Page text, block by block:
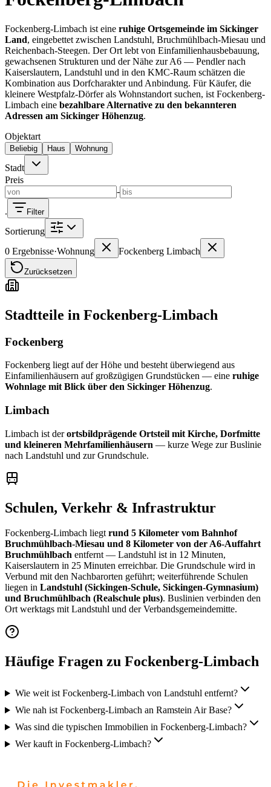
KaiserslauternHäuser KLWohnungen KLLandstuhl
Häuser Ramstein
Immobilienmakler vor Ort
Kaiserslautern Landstuhl Ramstein
Fockenberg-Limbach ist eine ruhige Ortsgemeinde im Sickinger
Land, eingebettet zwischen Landstuhl, Bruchmühlbach-Miesau und
Reichenbach-Steegen. Der Ort lebt von Einfamilienhausbebauung,
gewachsenen Strukturen und der Nähe zur A6 — Pendler nach
Kaiserslautern, Landstuhl und in den KMC-Raum schätzen die
Kombination aus Dorfcharakter und Anbindung. Für Käufer, die
kleinere Westpfalz-Dörfer als Wohnstandort suchen, ist Fockenberg-
Limbach eine bezahlbare Alternative zu den bekannteren
Adressen am Sickinger Höhenzug.
Objektart
Beliebig Haus Wohnung
Stadt
Preis
-
.
Filter
Sortierung
0 Ergebnisse·Wohnung Fockenberg Limbach
Zurücksetzen
Stadtteile in Fockenberg-Limbach
Fockenberg
Fockenberg liegt auf der Höhe und besteht überwiegend aus
Einfamilienhäusern auf großzügigen Grundstücken — eine ruhige
Wohnlage mit Blick über den Sickinger Höhenzug.
Limbach
Limbach ist derortsbildprägende Ortsteil mit Kirche, Dorfmitte
und kleineren Mehrfamilienhäusern — kurze Wege zur Buslinie
nach Landstuhl und zur Grundschule.
Schulen, Verkehr & Infrastruktur
Fockenberg-Limbach liegtrund 5 Kilometer vom Bahnhof
Bruchmühlbach-Miesau und 8 Kilometer von der A6-Auffahrt
Bruchmühlbach entfernt — Landstuhl ist in 12 Minuten,
Kaiserslautern in 25 Minuten erreichbar. Die Grundschule wird in
Verbund mit den Nachbarorten geführt; weiterführende Schulen
liegen in Landstuhl (Sickingen-Schule, Sickingen-Gymnasium)
und Bruchmühlbach (Realschule plus). Buslinien verbinden den
Ort werktags mit Landstuhl und der Verbandsgemeindemitte.
Häufige Fragen zu Fockenberg-Limbach
Wie weit ist Fockenberg-Limbach von Landstuhl entfernt?
Wie nah ist Fockenberg-Limbach an Ramstein Air Base?
Was sind die typischen Immobilien in Fockenberg-Limbach?
Wer kauft in Fockenberg-Limbach?